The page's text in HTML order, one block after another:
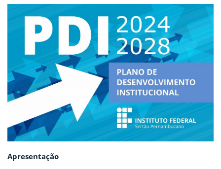
Apresentação